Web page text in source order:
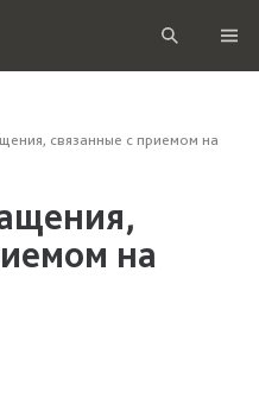
связанные с приемом на
на